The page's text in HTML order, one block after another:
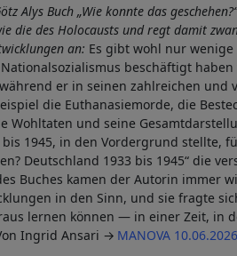
Alys Buch „Wie konnte das
die des Holocausts und regt damit
an: Es gibt wohl nur
beschäftigt
er in seinen zahlreichen und
die Euthanasiemorde, die
Wohltaten und seine
1945, in den Vordergrund stellte,
Deutschland 1933 bis 1945“ die
Buches kamen der Autorin immer
in den Sinn, und sie fragte
lernen können — in einer Zeit, in
Ingrid Ansari
MANOVA 10.06.2026